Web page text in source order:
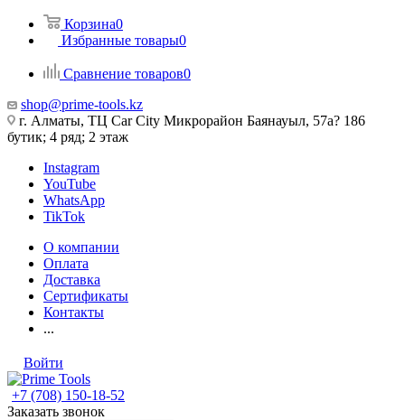
Корзина0
Избранные товары0
Сравнение товаров0
shop@prime-tools.kz
г. Алматы, ТЦ Car City​ ​Микрорайон Баянауыл, 57а? ​186
бутик; 4 ряд; 2 этаж
Instagram
YouTube
WhatsApp
TikTok
О компании
Оплата
Доставка
Сертификаты
Контакты
...
Войти
+7 (708) 150-18-52
Заказать звонок